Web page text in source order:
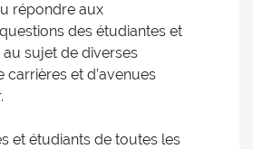
répondre aux
des étudiantes et
sujet de diverses
carrières et d’avenues
et étudiants de toutes les